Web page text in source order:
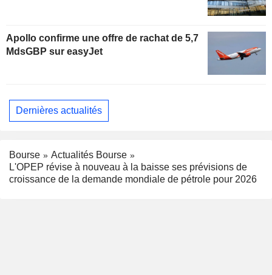
Apollo confirme une offre de rachat de 5,7
MdsGBP sur easyJet
Dernières actualités
Bourse
Actualités Bourse
L'OPEP révise à nouveau à la baisse ses prévisions de
croissance de la demande mondiale de pétrole pour 2026